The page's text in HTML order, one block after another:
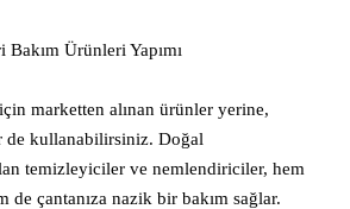
için marketten alınan ürünler yerine,
de kullanabilirsiniz. Doğal
temizleyiciler ve nemlendiriciler, hem
de çantanıza nazik bir bakım sağlar.